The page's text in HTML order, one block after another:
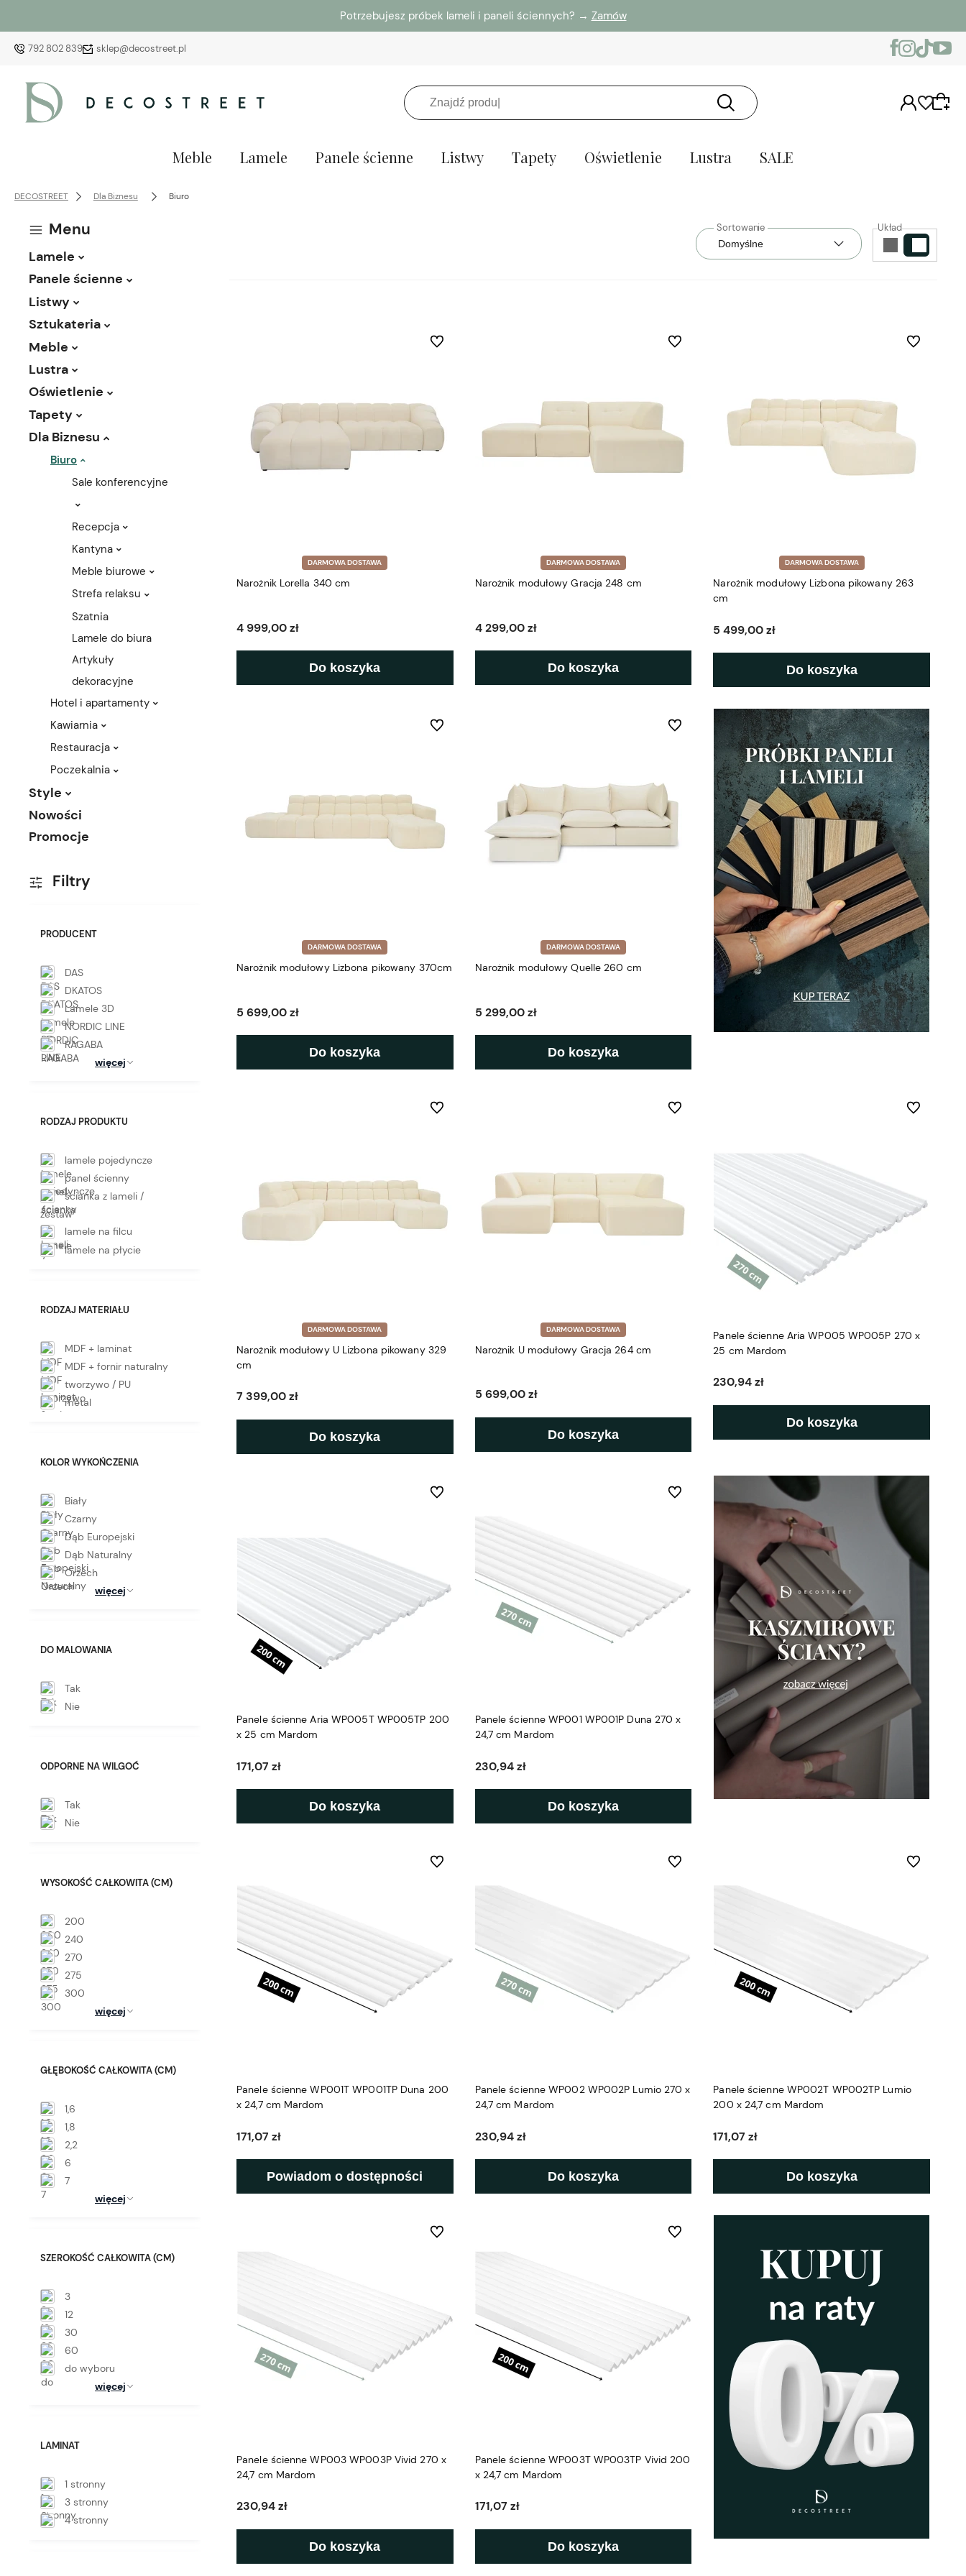
Potrzebujesz próbek lameli i paneli ściennych? → Zamów
792 802 839 sklep@decostreet.pl
Meble Lamele Panele ścienne Listwy Tapety Oświetlenie Lustra SALE
DECOSTREET Dla Biznesu Biuro
Menu
Lamele
Panele ścienne
Listwy
Sztukateria
Meble
Lustra
Oświetlenie
Tapety
Dla Biznesu
Biuro
Sale konferencyjne
Recepcja
Kantyna
Meble biurowe
Strefa relaksu
Szatnia
Lamele do biura
Artykuły
dekoracyjne
Hotel i apartamenty
Kawiarnia
Restauracja
Poczekalnia
Style
Nowości
Promocje
Filtry
PRODUCENT
DAS
DKATOS
Lamele 3D
NORDIC LINE
RAGABA
więcej
RODZAJ PRODUKTU
lamele pojedyncze
panel ścienny
ścianka z lameli /
zestaw
lamele na filcu
lamele na płycie
RODZAJ MATERIAŁU
MDF + laminat
MDF + fornir naturalny
tworzywo / PU
metal
KOLOR WYKOŃCZENIA
Biały
Czarny
Dąb Europejski
Dąb Naturalny
Orzech
więcej
DO MALOWANIA
Tak
Nie
ODPORNE NA WILGOĆ
Tak
Nie
WYSOKOŚĆ CAŁKOWITA (CM)
200
240
270
275
300
więcej
GŁĘBOKOŚĆ CAŁKOWITA (CM)
1,6
1,8
2,2
6
7
więcej
SZEROKOŚĆ CAŁKOWITA (CM)
3
12
30
60
do wyboru
więcej
LAMINAT
1 stronny
3 stronny
4 stronny
Układ
DARMOWA DOSTAWA
Narożnik Lorella 340 cm
4 999,00 zł
Do koszyka
Do ulubionych
DARMOWA DOSTAWA
Narożnik modułowy Gracja 248 cm
4 299,00 zł
Do koszyka
Do ulubionych
DARMOWA DOSTAWA
Narożnik modułowy Lizbona pikowany 263
cm
5 499,00 zł
Do koszyka
Do ulubionych
DARMOWA DOSTAWA
Narożnik modułowy Lizbona pikowany 370cm
5 699,00 zł
Do koszyka
Do ulubionych
DARMOWA DOSTAWA
Narożnik modułowy Quelle 260 cm
5 299,00 zł
Do koszyka
Do ulubionych
DARMOWA DOSTAWA
Narożnik modułowy U Lizbona pikowany 329
cm
7 399,00 zł
Do koszyka
Do ulubionych
DARMOWA DOSTAWA
Narożnik U modułowy Gracja 264 cm
5 699,00 zł
Do koszyka
Do ulubionych
Panele ścienne Aria WP005 WP005P 270 x
25 cm Mardom
230,94 zł
Do koszyka
Do ulubionych
Panele ścienne Aria WP005T WP005TP 200
x 25 cm Mardom
171,07 zł
Do koszyka
Do ulubionych
Panele ścienne WP001 WP001P Duna 270 x
24,7 cm Mardom
230,94 zł
Do koszyka
Do ulubionych
Panele ścienne WP001T WP001TP Duna 200
x 24,7 cm Mardom
171,07 zł
Powiadom o dostępności
Do ulubionych
Panele ścienne WP002 WP002P Lumio 270 x
24,7 cm Mardom
230,94 zł
Do koszyka
Do ulubionych
Panele ścienne WP002T WP002TP Lumio
200 x 24,7 cm Mardom
171,07 zł
Do koszyka
Do ulubionych
Panele ścienne WP003 WP003P Vivid 270 x
24,7 cm Mardom
230,94 zł
Do koszyka
Do ulubionych
Panele ścienne WP003T WP003TP Vivid 200
x 24,7 cm Mardom
171,07 zł
Do koszyka
Do ulubionych